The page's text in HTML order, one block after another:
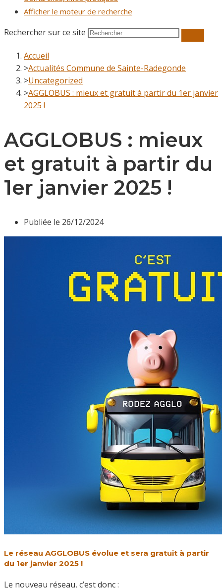
Afficher le moteur de recherche
Rechercher sur ce site
Accueil
>Actualités Commune de Sainte-Radegonde
>Uncategorized
>AGGLOBUS : mieux et gratuit à partir du 1er janvier
2025 !
AGGLOBUS : mieux
et gratuit à partir du
1er janvier 2025 !
Publiée le 26/12/2024
Le réseau AGGLOBUS évolue et sera gratuit à partir
du 1er janvier 2025 !
Le nouveau réseau, c’est donc :